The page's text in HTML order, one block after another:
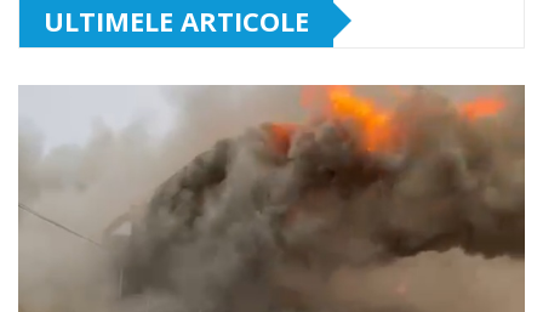
ULTIMELE ARTICOLE